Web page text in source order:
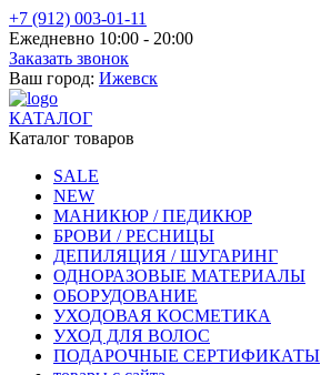
+7 (912) 003-01-11
Ежедневно 10:00 - 20:00
Заказать звонок
Ваш город: Ижевск
КАТАЛОГ
Каталог товаров
SALE
NEW
МАНИКЮР / ПЕДИКЮР
БРОВИ / РЕСНИЦЫ
ДЕПИЛЯЦИЯ / ШУГАРИНГ
ОДНОРАЗОВЫЕ МАТЕРИАЛЫ
ОБОРУДОВАНИЕ
УХОДОВАЯ КОСМЕТИКА
УХОД ДЛЯ ВОЛОС
ПОДАРОЧНЫЕ СЕРТИФИКАТЫ